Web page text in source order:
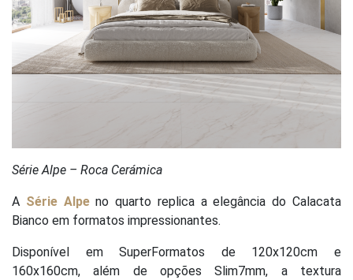
Série Alpe – Roca Cerámica
A Série Alpeno quarto replica a elegância do Calacata
Bianco em formatos impressionantes.
Disponível em SuperFormatos de 120x120cm e
160x160cm, além de opções Slim7mm, a textura